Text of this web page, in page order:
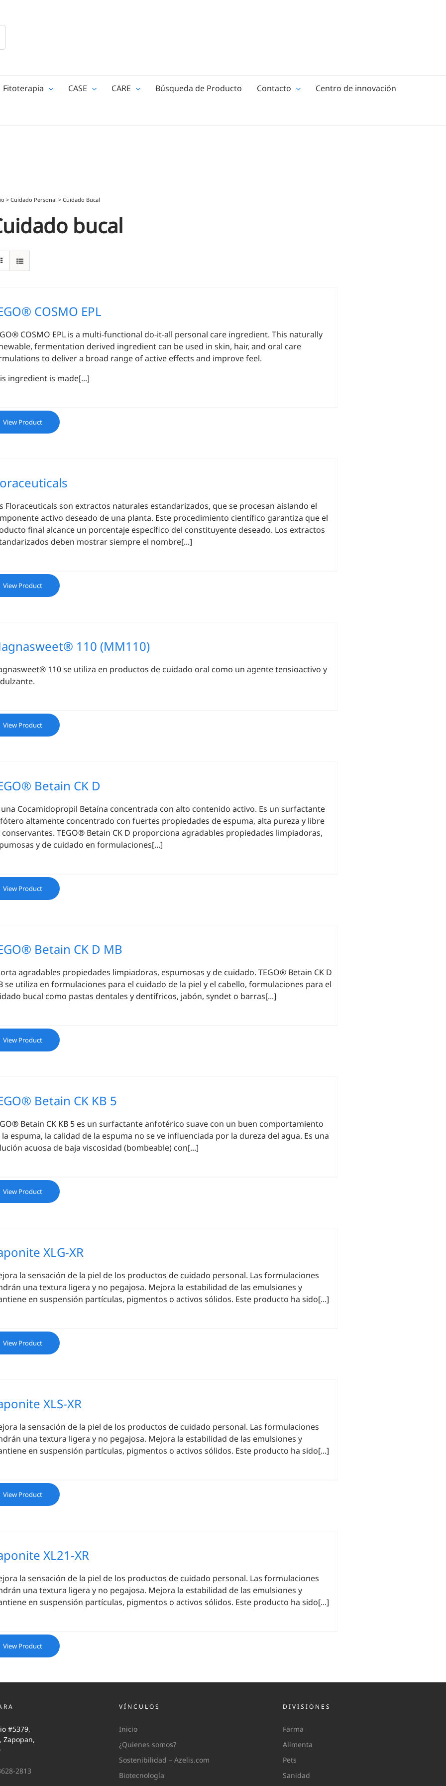
Fitoterapia CASE CARE Búsqueda de Producto Contacto Centro de innovación
> Cuidado Personal > Cuidado Bucal
bucal
COSMO EPL
COSMO EPL is a multi-functional do-it-all personal care ingredient. This naturally
fermentation derived ingredient can be used in skin, hair, and oral care
to deliver a broad range of active effects and improve feel.
ingredient is made[...]
View Product
Floraceuticals son extractos naturales estandarizados, que se procesan aislando el
activo deseado de una planta. Este procedimiento científico garantiza que el
final alcance un porcentaje específico del constituyente deseado. Los extractos
deben mostrar siempre el nombre[...]
View Product
110 (MM110)
110 se utiliza en productos de cuidado oral como un agente tensioactivo y
View Product
Betain CK D
una Cocamidopropil Betaína concentrada con alto contenido activo. Es un surfactante
altamente concentrado con fuertes propiedades de espuma, alta pureza y libre
conservantes. TEGO® Betain CK D proporciona agradables propiedades limpiadoras,
y de cuidado en formulaciones[...]
View Product
Betain CK D MB
agradables propiedades limpiadoras, espumosas y de cuidado. TEGO® Betain CK D
se utiliza en formulaciones para el cuidado de la piel y el cabello, formulaciones para el
bucal como pastas dentales y dentífricos, jabón, syndet o barras[...]
View Product
Betain CK KB 5
Betain CK KB 5 es un surfactante anfotérico suave con un buen comportamiento
la espuma, la calidad de la espuma no se ve influenciada por la dureza del agua. Es una
acuosa de baja viscosidad (bombeable) con[...]
View Product
XLG-XR
la sensación de la piel de los productos de cuidado personal. Las formulaciones
una textura ligera y no pegajosa. Mejora la estabilidad de las emulsiones y
en suspensión partículas, pigmentos o activos sólidos. Este producto ha sido[...]
View Product
XLS-XR
la sensación de la piel de los productos de cuidado personal. Las formulaciones
una textura ligera y no pegajosa. Mejora la estabilidad de las emulsiones y
en suspensión partículas, pigmentos o activos sólidos. Este producto ha sido[...]
View Product
XL21-XR
la sensación de la piel de los productos de cuidado personal. Las formulaciones
una textura ligera y no pegajosa. Mejora la estabilidad de las emulsiones y
en suspensión partículas, pigmentos o activos sólidos. Este producto ha sido[...]
View Product
#5379,
Zapopan,
2813
VÍNCULOS
Inicio
¿Quienes somos?
Sostenibilidad – Azelis.com
Biotecnología
DIVISIONES
Farma
Alimenta
Pets
Sanidad